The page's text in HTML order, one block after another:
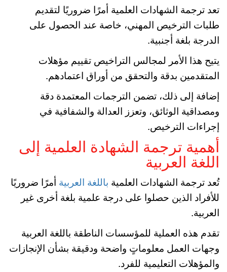
تعد ترجمة الشهادات العلمية أمرًا ضروريًا لتقديم
طلبات الترخيص المهني، خاصة عند الحصول على
الدرجة بلغة أجنبية.
يتيح هذا الأمر لمجالس التراخيص تقييم مؤهلات
المتقدمين بدقة والتحقق من أوراق اعتمادهم.
إضافة إلى ذلك، تضمن الترجمات المعتمدة دقة
ومصداقية الوثائق، وتعزز العدالة والشفافية في
إجراءات الترخيص.
أهمية ترجمة الشهادة العلمية إلى
اللغة العربية
تُعد ترجمة الشهادات العلمية باللغة العربية أمرًا ضروريًا
للأفراد الذين حصلوا على درجة علمية بلغة أخرى غير
العربية.
تقدم هذه العملية للمؤسسات الناطقة باللغة العربية
وجهات العمل معلوماتٍ واضحة ودقيقة بشأن الإنجازات
والمؤهلات التعليمية للفرد.